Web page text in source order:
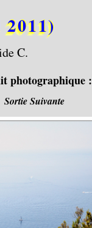
C.
photographique :
Sortie Suivante